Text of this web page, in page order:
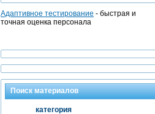
Адаптивное тестирование - быстрая и
точная оценка персонала
Поиск материалов
категория